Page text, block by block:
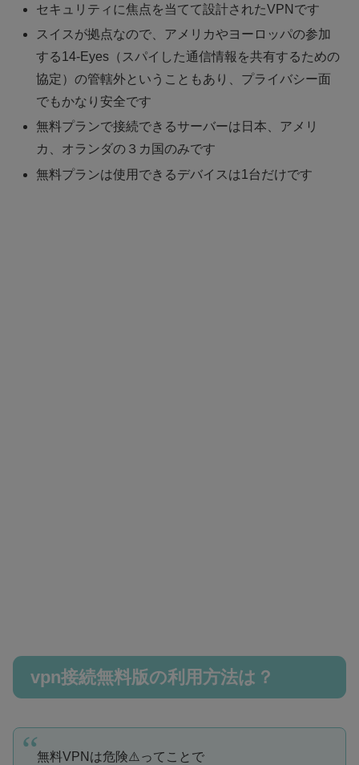
セキュリティに焦点を当てて設計されたVPN です
スイスが拠点なので、アメリカやヨーロッパの参加
する14-Eyes（スパイした通信情報を共有するための
協定）の管轄外ということもあり、プライバシー面
でもかなり安全です
無料プランで接続できるサーバーは日本、アメリ
カ、オランダの３カ国のみです
無料プランは使用できるデバイスは1台だけです
vpn接続無料版の利用方法は？
無料VPNは危険⚠️ってことで